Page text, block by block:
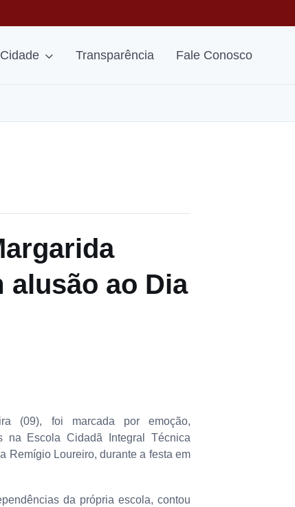
Transparência Fale Conosco
ao Dia
(09), foi marcada por emoção,
na Escola Cidadã Integral Técnica
Remígio Loureiro, durante a festa em
da própria escola, contou